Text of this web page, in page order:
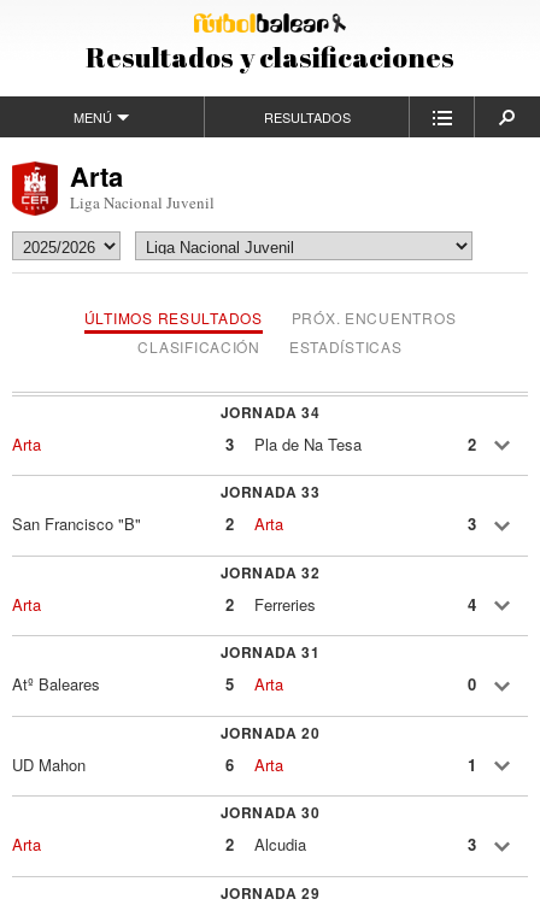
Resultados y clasificaciones
MENÚ RESULTADOS
Arta
Liga Nacional Juvenil
ÚLTIMOS RESULTADOS
PRÓX. ENCUENTROS
CLASIFICACIÓN
ESTADÍSTICAS
JORNADA 34
Arta 3 Pla de Na Tesa 2
JORNADA 33
San Francisco "B" 2 Arta 3
JORNADA 32
Arta 2 Ferreries 4
JORNADA 31
Atº Baleares 5 Arta 0
JORNADA 20
UD Mahon 6 Arta 1
JORNADA 30
Arta 2 Alcudia 3
JORNADA 29